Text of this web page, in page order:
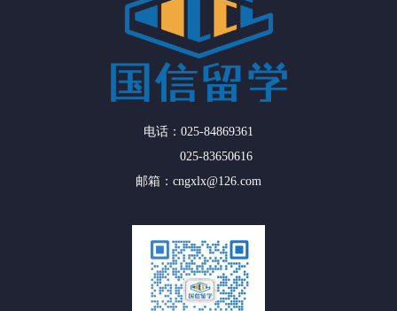
电话：025-84869361
025-83650616
邮箱：cngxlx@126.com